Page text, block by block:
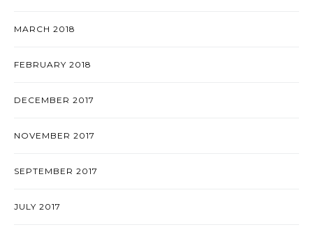
MARCH 2018
FEBRUARY 2018
DECEMBER 2017
NOVEMBER 2017
SEPTEMBER 2017
JULY 2017